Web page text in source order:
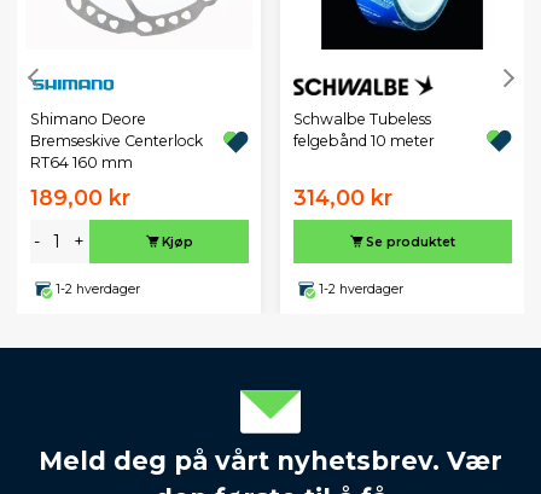
Shimano Deore
Bremseskive Centerlock
RT64 160 mm
189,00 kr
- + Kjøp
1-2 hverdager
Schwalbe Tubeless
felgebånd 10 meter
314,00 kr
Se produktet
1-2 hverdager
Meld deg på vårt nyhetsbrev. Vær